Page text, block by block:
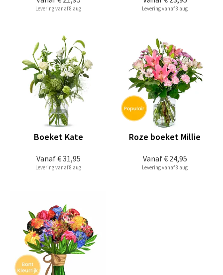
Levering vanaf 8 aug Levering vanaf 8 aug
Vanaf€ 31,95
Boeket Kate
Levering vanaf 8 aug
Vanaf€ 24,95
Roze boeket Millie
Levering vanaf 8 aug